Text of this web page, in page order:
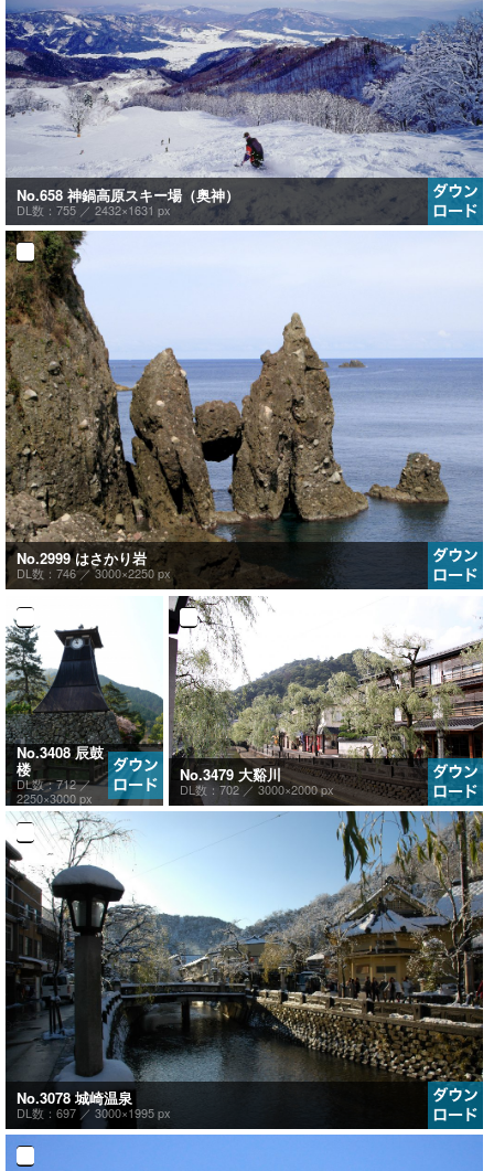
No.658 神鍋高原スキー場（奥神）
DL数：755 ／ 2432×1631 px
No.2999 はさかり岩
DL数：746 ／3000×2250 px
No.3408 辰鼓
楼
DL数：712 ／
2250×3000 px
No.3479 大谿川
DL数：702 ／ 3000×2000 px
No.3078 城崎温泉
DL数：697 ／ 3000×1995 px